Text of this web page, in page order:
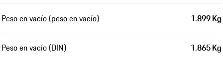
Peso en vacío (peso en vacío) 1.899 Kg
Peso en vacío (DIN) 1.865 Kg